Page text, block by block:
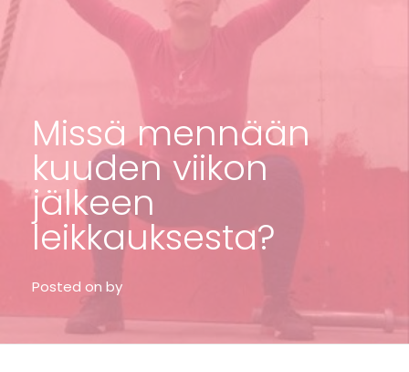
Missä mennään
kuuden viikon
jälkeen
leikkauksesta?
Posted on by